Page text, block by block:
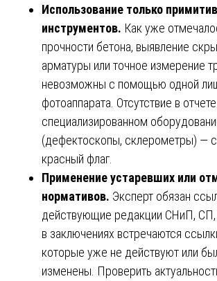
Использование только
инструментов. Как уже
прочности бетона, выявление
арматуры или точное измерение
невозможны с помощью одной
фотоаппарата. Отсутствие в
специализированном
(дефектоскопы, склерометры) —
красный флаг.
Применение устаревших или
нормативов. Эксперт обязан
действующие редакции СНиП,
в заключениях встречаются
которые уже не действуют или
изменены. Проверить